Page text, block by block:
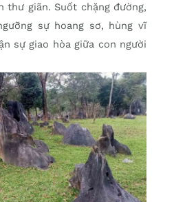
thư giãn. Suốt chặng đường,
sự hoang sơ, hùng vĩ
sự giao hòa giữa con người